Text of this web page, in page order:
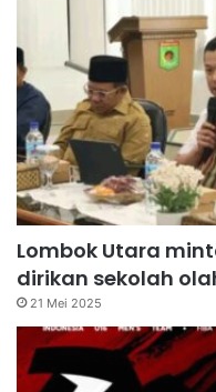
Lombok Utara
dirikan sekolah
21 Mei 2025